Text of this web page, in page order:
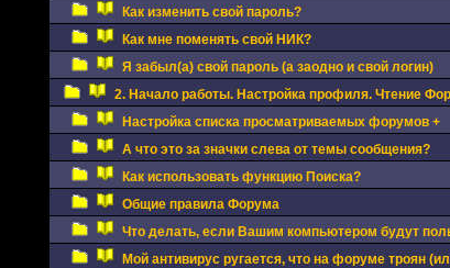
Как изменить свой пароль?
Как мне поменять свой НИК?
Я забыл(а) свой пароль (а заодно и свой логин)
2. Начало работы. Настройка профиля. Чтение
Настройка списка просматриваемых форумов +
А что это за значки слева от темы сообщения?
Как использовать функцию Поиска?
Общие правила Форума
Что делать, если Вашим компьютером будут
Мой антивирус ругается, что на форуме троян